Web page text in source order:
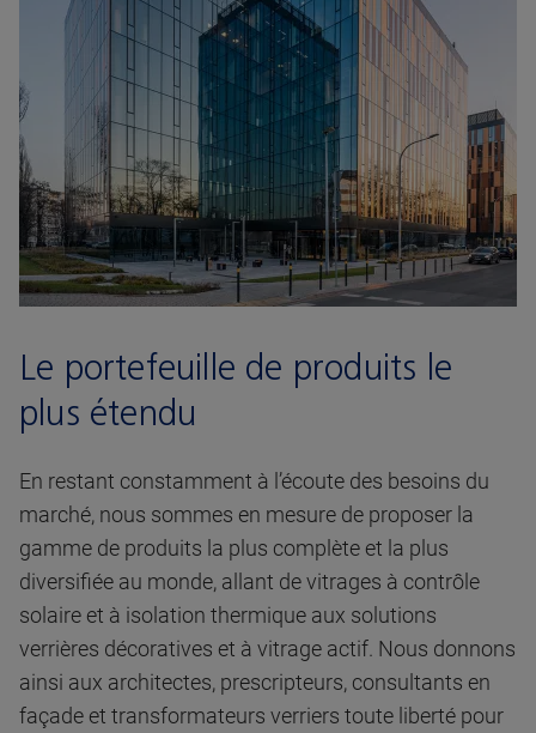
Le portefeuille de produits le
plus étendu
En restant constamment à l’écoute des besoins du
marché, nous sommes en mesure de proposer la
gamme de produits la plus complète et la plus
diversifiée au monde, allant de vitrages à contrôle
solaire et à isolation thermique aux solutions
verrières décoratives et à vitrage actif. Nous donnons
ainsi aux architectes, prescripteurs, consultants en
façade et transformateurs verriers toute liberté pour